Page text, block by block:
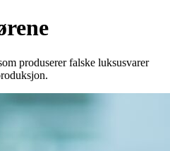
produserer falske luksusvarer